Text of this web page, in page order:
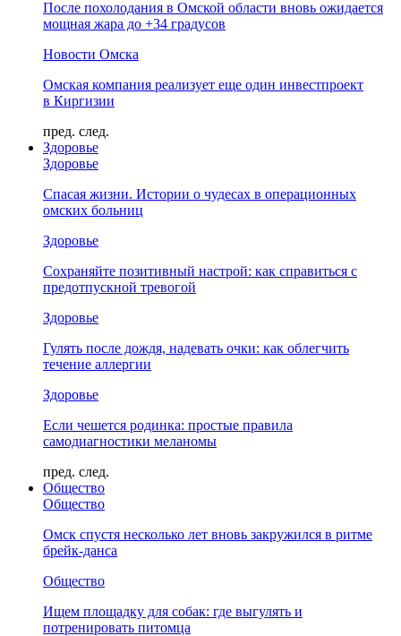
После похолодания в Омской области вновь ожидается
мощная жара до +34 градусов
Новости Омска
Омская компания реализует еще один инвестпроект
в Киргизии
пред. след.
Здоровье
Здоровье
Спасая жизни. Истории о чудесах в операционных
омских больниц
Здоровье
Сохраняйте позитивный настрой: как справиться с
предотпускной тревогой
Здоровье
Гулять после дождя, надевать очки: как облегчить
течение аллергии
Здоровье
Если чешется родинка: простые правила
самодиагностики меланомы
пред. след.
Общество
Общество
Омск спустя несколько лет вновь закружился в ритме
брейк-данса
Общество
Ищем площадку для собак: где выгулять и
потренировать питомца